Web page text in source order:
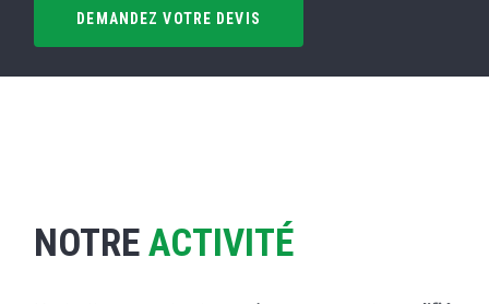
DEMANDEZ VOTRE DEVIS
NOTREACTIVITÉ